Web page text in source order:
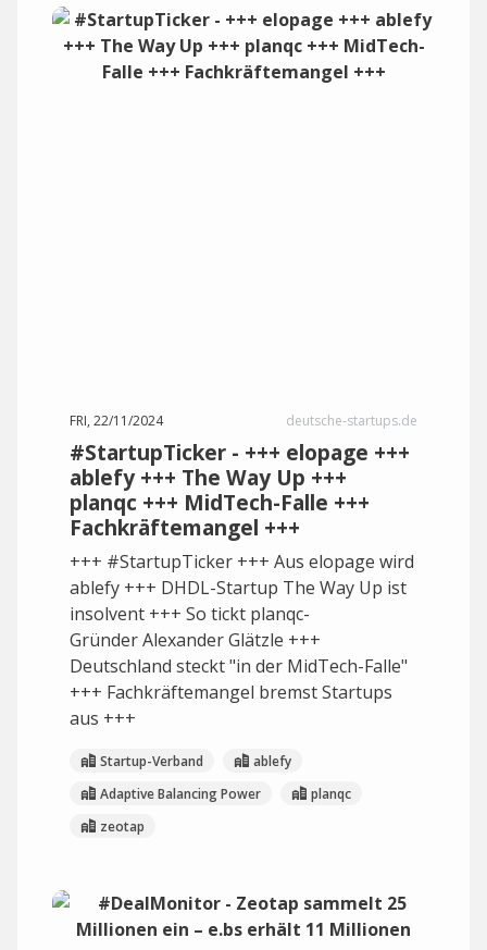
FRI, 22/11/2024 deutsche-startups.de
#StartupTicker - +++ elopage +++
ablefy +++ The Way Up +++
planqc +++ MidTech-Falle +++
Fachkräftemangel +++
+++ #StartupTicker +++ Aus elopage wird
ablefy +++ DHDL-Startup The Way Up ist
insolvent +++ So tickt planqc-
Gründer Alexander Glätzle +++
Deutschland steckt "in der MidTech-Falle"
+++ Fachkräftemangel bremst Startups
aus +++
Startup-Verband
ablefy
Adaptive Balancing Power
planqc
zeotap